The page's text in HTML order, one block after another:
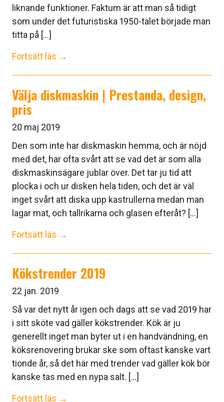
liknande funktioner. Faktum är att man så tidigt
som under det futuristiska 1950-talet började man
titta på [...]
Fortsätt läs →
Välja diskmaskin | Prestanda, design,
pris
20 maj 2019
Den som inte har diskmaskin hemma, och är nöjd
med det, har ofta svårt att se vad det är som alla
diskmaskinsägare jublar över. Det tar ju tid att
plocka i och ur disken hela tiden, och det är väl
inget svårt att diska upp kastrullerna medan man
lagar mat, och tallrikarna och glasen efteråt? [...]
Fortsätt läs →
Kökstrender 2019
22 jan. 2019
Så var det nytt år igen och dags att se vad 2019 har
i sitt sköte vad gäller kökstrender. Kök är ju
generellt inget man byter ut i en handvändning, en
köksrenovering brukar ske som oftast kanske vart
tionde år, så det här med trender vad gäller kök bör
kanske tas med en nypa salt. [...]
Fortsätt läs →